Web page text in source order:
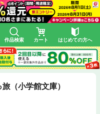
作品検索 カート はじめての方へ
（小学館文庫）